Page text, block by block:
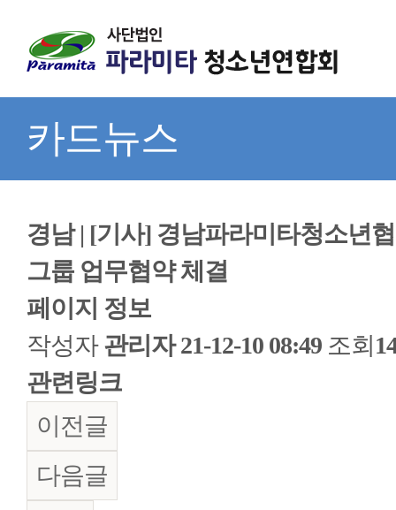
카드뉴스
경남 | [기사] 경남파라미타청소년
그룹 업무협약 체결
페이지 정보
작성자관리자 21-12-10 08:49 조회
관련링크
이전글
다음글